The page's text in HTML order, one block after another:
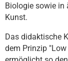
Biologie sowie in
Kunst.
Das didaktische
dem Prinzip